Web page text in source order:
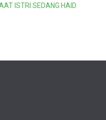
ISTRI SEDANG HAID